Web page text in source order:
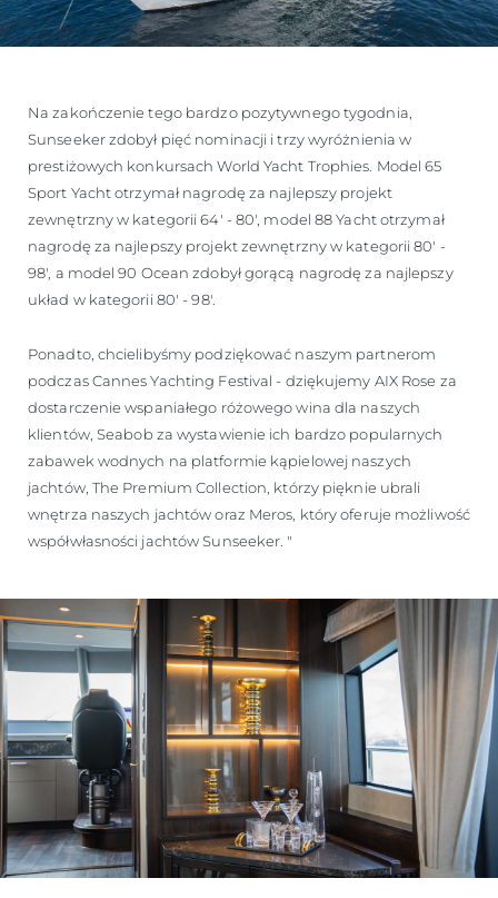
Na zakończenie tego bardzo pozytywnego tygodnia,
Sunseeker zdobył pięć nominacji i trzy wyróżnienia w
prestiżowych konkursach World Yacht Trophies. Model 65
Sport Yacht otrzymał nagrodę za najlepszy projekt
zewnętrzny w kategorii 64' - 80', model 88 Yacht otrzymał
nagrodę za najlepszy projekt zewnętrzny w kategorii 80' -
98', a model 90 Ocean zdobył gorącą nagrodę za najlepszy
układ w kategorii 80' - 98'.
Ponadto, chcielibyśmy podziękować naszym partnerom
podczas Cannes Yachting Festival - dziękujemy AIX Rose za
dostarczenie wspaniałego różowego wina dla naszych
klientów, Seabob za wystawienie ich bardzo popularnych
zabawek wodnych na platformie kąpielowej naszych
jachtów, The Premium Collection, którzy pięknie ubrali
wnętrza naszych jachtów oraz Meros, który oferuje możliwość
współwłasności jachtów Sunseeker. "